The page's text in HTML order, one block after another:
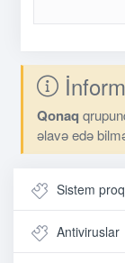
Qonaq
əlavə edə
Sistem
Antiviruslar